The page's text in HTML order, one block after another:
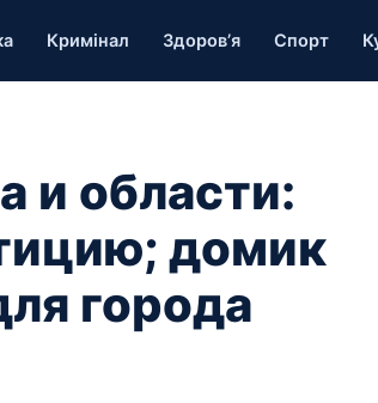
Кримінал Здоров’я Спорт
и области:
домик
города